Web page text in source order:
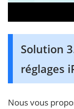
Solution
réglages
Nous vous